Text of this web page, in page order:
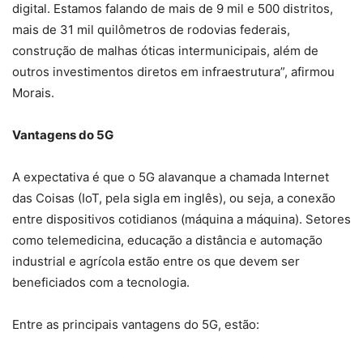
digital. Estamos falando de mais de 9 mil e 500 distritos,
mais de 31 mil quilômetros de rodovias federais,
construção de malhas óticas intermunicipais, além de
outros investimentos diretos em infraestrutura”, afirmou
Morais.
Vantagens do 5G
A expectativa é que o 5G alavanque a chamada Internet
das Coisas (IoT, pela sigla em inglês), ou seja, a conexão
entre dispositivos cotidianos (máquina a máquina). Setores
como telemedicina, educação a distância e automação
industrial e agrícola estão entre os que devem ser
beneficiados com a tecnologia.
Entre as principais vantagens do 5G, estão: